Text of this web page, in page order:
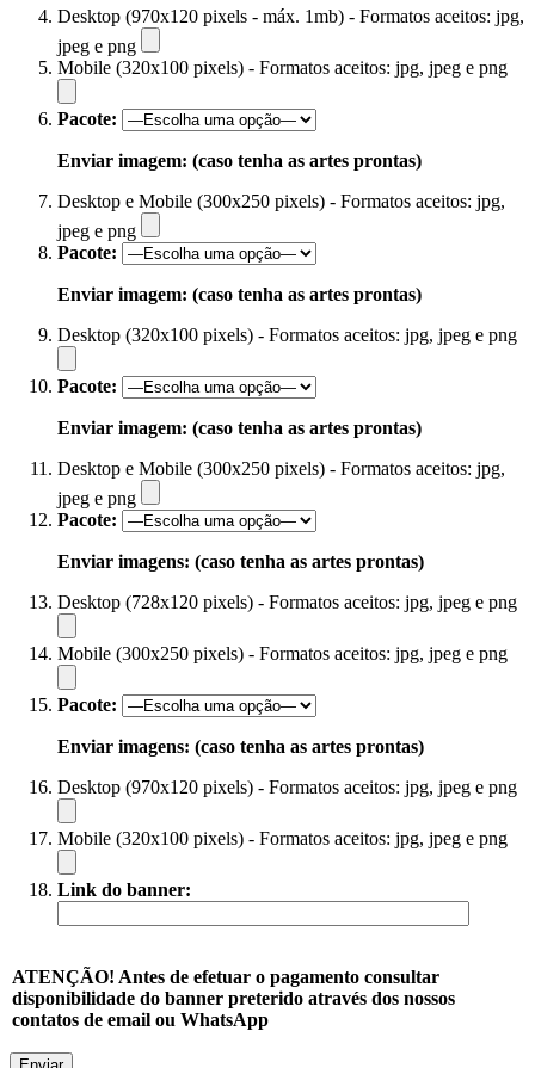
Desktop (970x120 pixels - máx. 1mb) - Formatos aceitos: jpg,
jpeg e png
Mobile (320x100 pixels) - Formatos aceitos: jpg, jpeg e png
Pacote:
Enviar imagem: (caso tenha as artes prontas)
Desktop e Mobile (300x250 pixels) - Formatos aceitos: jpg,
jpeg e png
Pacote:
Enviar imagem: (caso tenha as artes prontas)
Desktop (320x100 pixels) - Formatos aceitos: jpg, jpeg e png
Pacote:
Enviar imagem: (caso tenha as artes prontas)
Desktop e Mobile (300x250 pixels) - Formatos aceitos: jpg,
jpeg e png
Pacote:
Enviar imagens: (caso tenha as artes prontas)
Desktop (728x120 pixels) - Formatos aceitos: jpg, jpeg e png
Mobile (300x250 pixels) - Formatos aceitos: jpg, jpeg e png
Pacote:
Enviar imagens: (caso tenha as artes prontas)
Desktop (970x120 pixels) - Formatos aceitos: jpg, jpeg e png
Mobile (320x100 pixels) - Formatos aceitos: jpg, jpeg e png
Link do banner:
ATENÇÃO! Antes de efetuar o pagamento consultar
disponibilidade do banner preterido através dos nossos
contatos de email ou WhatsApp